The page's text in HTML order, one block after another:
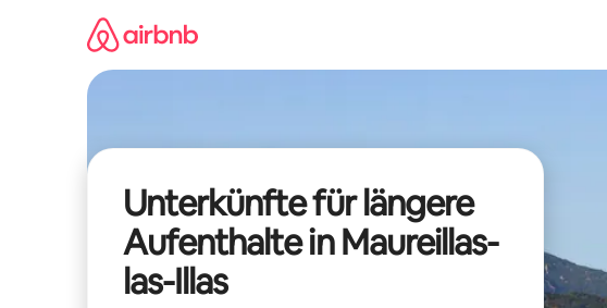
Unterkünfte für längere
Aufenthalte in Maureillas-
las-Illas